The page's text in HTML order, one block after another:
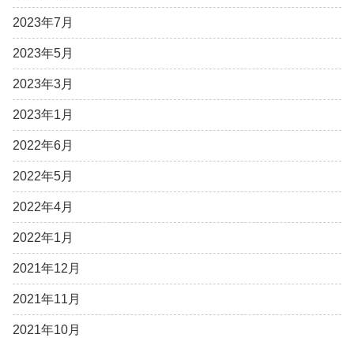
2023年7月
2023年5月
2023年3月
2023年1月
2022年6月
2022年5月
2022年4月
2022年1月
2021年12月
2021年11月
2021年10月